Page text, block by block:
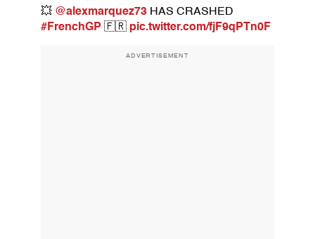
💥@alexmarquez73HAS CRASHED
#FrenchGP🇫🇷pic.twitter.com/fjF9qPTn0F
ADVERTISEMENT